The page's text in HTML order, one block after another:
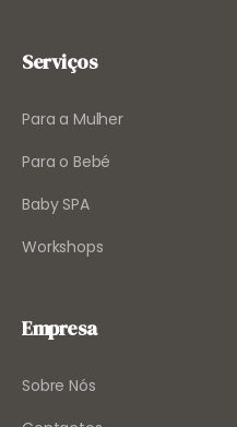
Serviços
Para a Mulher
Para o Bebé
Baby SPA
Workshops
Empresa
Sobre Nós